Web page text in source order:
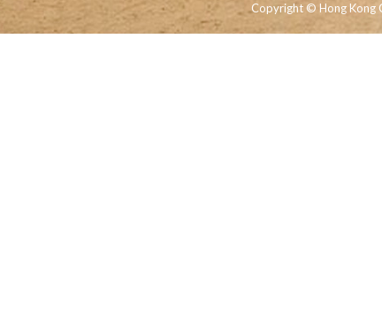
Copyright © Hong Kong